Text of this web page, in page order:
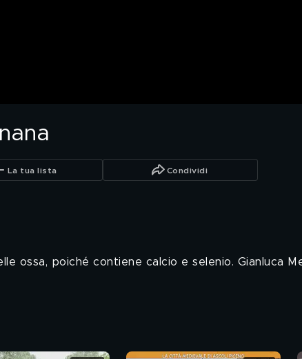
La tua lista Condividi
ossa, poiché contiene calcio e selenio. Gianluca